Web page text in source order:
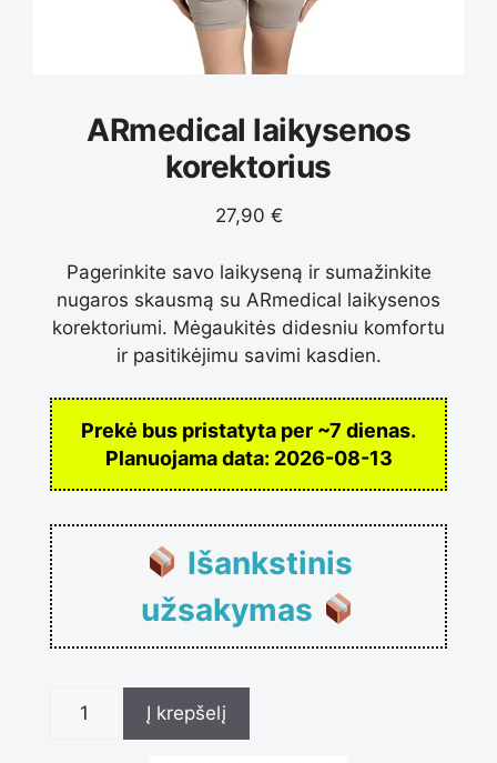
ARmedical laikysenos
korektorius
27,90 €
Pagerinkite savo laikyseną ir sumažinkite
nugaros skausmą su ARmedical laikysenos
korektoriumi. Mėgaukitės didesniu komfortu
ir pasitikėjimu savimi kasdien.
Prekė bus pristatyta per ~7 dienas.
Planuojama data: 2026-08-13
Išankstinis
užsakymas
produkto
Į krepšelį